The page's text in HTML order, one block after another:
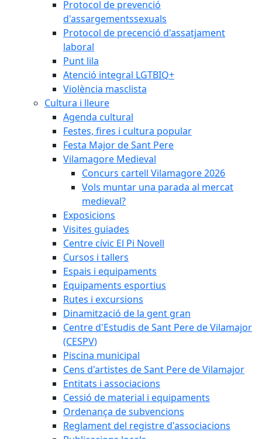
Protocol de prevenció
d'assargementssexuals
Protocol de precenció d'assatjament
laboral
Punt lila
Atenció integral LGTBIQ+
Violència masclista
Cultura i lleure
Agenda cultural
Festes, fires i cultura popular
Festa Major de Sant Pere
Vilamagore Medieval
Concurs cartell Vilamagore 2026
Vols muntar una parada al mercat
medieval?
Exposicions
Visites guiades
Centre cívic El Pi Novell
Cursos i tallers
Espais i equipaments
Equipaments esportius
Rutes i excursions
Dinamització de la gent gran
Centre d'Estudis de Sant Pere de Vilamajor
(CESPV)
Piscina municipal
Cens d'artistes de Sant Pere de Vilamajor
Entitats i associacions
Cessió de material i equipaments
Ordenança de subvencions
Reglament del registre d'associacions